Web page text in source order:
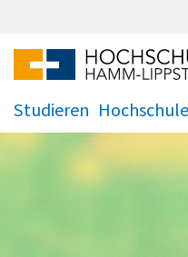
Studieren
.
Hochschule
.